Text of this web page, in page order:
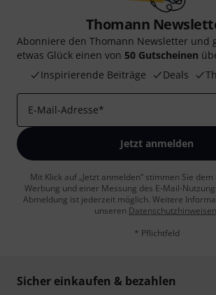
Thomann
Abonniere den Thomann Newsletter und
etwas Glück einen von 50 Gutscheinen
Inspirierende Beiträge
Deals
E-Mail-Adresse*
Jetzt anmelden
Mit Klick auf „Jetzt anmelden“ stimmen Sie
Werbung und einer Messung des E-Mail-
Abmeldung ist jederzeit möglich. Weitere
unseren Datenschutzhinweisen
* Pflichtfeld
Sicher einkaufen & bezahlen